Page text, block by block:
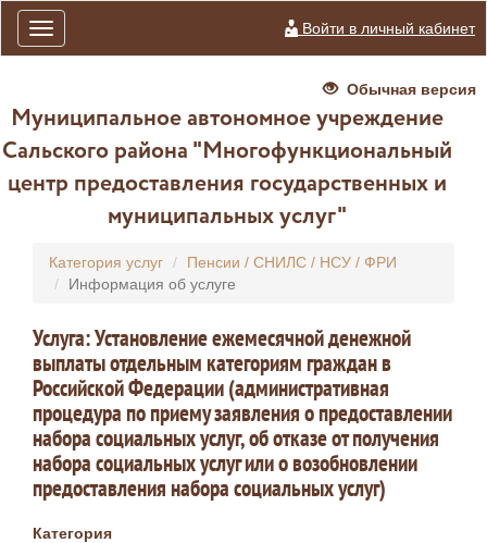
Toggle
navigation
Войти в личный кабинет
Обычная версия
Муниципальное автономное учреждение
Сальского района "Многофункциональный
центр предоставления государственных и
муниципальных услуг"
Категория услуг
Пенсии / СНИЛС / НСУ / ФРИ
Информация об услуге
Услуга: Установление ежемесячной денежной
выплаты отдельным категориям граждан в
Российской Федерации (административная
процедура по приему заявления о предоставлении
набора социальных услуг, об отказе от получения
набора социальных услуг или о возобновлении
предоставления набора социальных услуг)
Категория